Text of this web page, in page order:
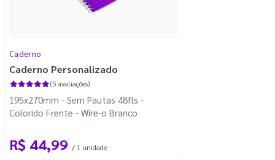
Caderno
Caderno Personalizado
(5 avaliações)
195x270mm - Sem Pautas 48fls -
Colorido Frente - Wire-o Branco
R$ 44,99 / 1 unidade